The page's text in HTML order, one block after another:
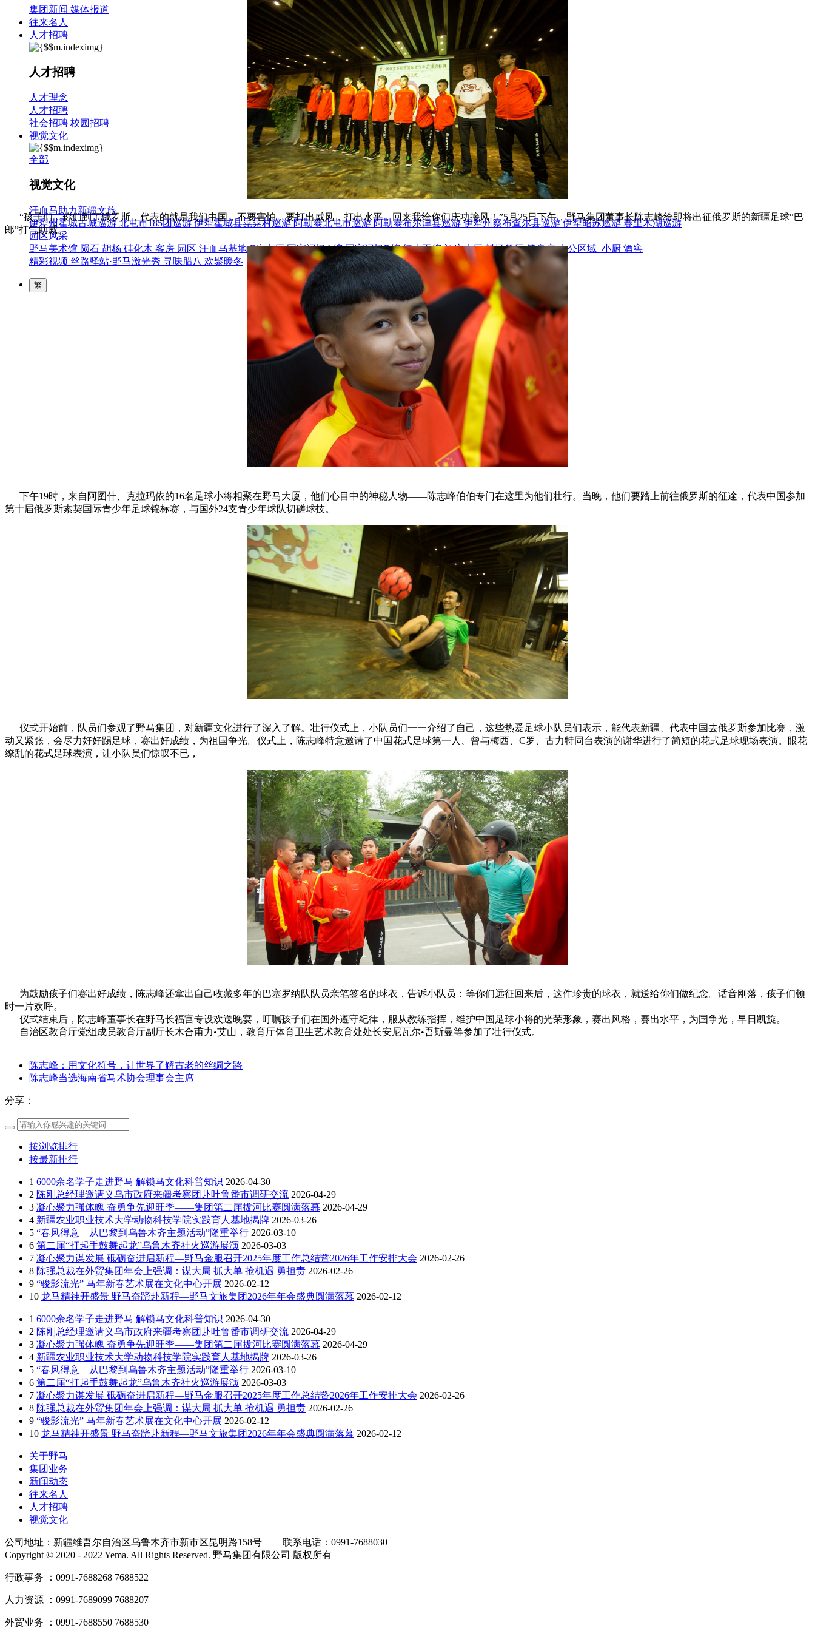
集团新闻 媒体报道
往来名人
人才招聘
人才招聘
人才理念
人才招聘
社会招聘 校园招聘
视觉文化
全部
视觉文化
汗血马助力新疆文旅
伊犁州霍城古城巡游 北屯市185团巡游 伊犁霍城县晃晃村巡游 阿勒泰北屯市巡游 阿勒泰布尔津县巡游 伊犁州察布查尔县巡游 伊犁昭苏巡游 赛里木湖巡游
园区风采
野马美术馆 陨石 胡杨 硅化木 客房 园区 汗血马基地 F座大厅 国家记忆A馆 国家记忆B馆 红山玉馆 酒店大厅 料场餐厅 健身房 办公区域 小厨 酒窖
精彩视频 丝路驿站·野马激光秀 寻味腊八 欢聚暖冬
繁
“孩子们，你们到了俄罗斯，代表的就是我们中国，不要害怕，要打出威风，打出水平，回来我给你们庆功接风！”5月25日下午，野马集团董事长陈志峰给即将出征俄罗斯的新疆足球“巴
郎”打气助威。
下午19时，来自阿图什、克拉玛依的16名足球小将相聚在野马大厦，他们心目中的神秘人物——陈志峰伯伯专门在这里为他们壮行。当晚，他们要踏上前往俄罗斯的征途，代表中国参加
第十届俄罗斯索契国际青少年足球锦标赛，与国外24支青少年球队切磋球技。
仪式开始前，队员们参观了野马集团，对新疆文化进行了深入了解。壮行仪式上，小队员们一一介绍了自己，这些热爱足球小队员们表示，能代表新疆、代表中国去俄罗斯参加比赛，激
动又紧张，会尽力好好踢足球，赛出好成绩，为祖国争光。仪式上，陈志峰特意邀请了中国花式足球第一人、曾与梅西、C罗、古力特同台表演的谢华进行了简短的花式足球现场表演。眼花
缭乱的花式足球表演，让小队员们惊叹不已，
为鼓励孩子们赛出好成绩，陈志峰还拿出自己收藏多年的巴塞罗纳队队员亲笔签名的球衣，告诉小队员：等你们远征回来后，这件珍贵的球衣，就送给你们做纪念。话音刚落，孩子们顿
时一片欢呼。
仪式结束后，陈志峰董事长在野马长福宫专设欢送晚宴，叮嘱孩子们在国外遵守纪律，服从教练指挥，维护中国足球小将的光荣形象，赛出风格，赛出水平，为国争光，早日凯旋。
自治区教育厅党组成员教育厅副厅长木合甫力•艾山，教育厅体育卫生艺术教育处处长安尼瓦尔•吾斯曼等参加了壮行仪式。
陈志峰：用文化符号，让世界了解古老的丝绸之路
陈志峰当选海南省马术协会理事会主席
分享：
按浏览排行
按最新排行
1 6000余名学子走进野马 解锁马文化科普知识 2026-04-30
2 陈刚总经理邀请义乌市政府来疆考察团赴吐鲁番市调研交流 2026-04-29
3 凝心聚力强体魄 奋勇争先迎旺季——集团第二届拔河比赛圆满落幕 2026-04-29
4 新疆农业职业技术大学动物科技学院实践育人基地揭牌 2026-03-26
5 “春风得意—从巴黎到乌鲁木齐主题活动”隆重举行 2026-03-10
6 第二届“打起手鼓舞起龙”乌鲁木齐社火巡游展演 2026-03-03
7 凝心聚力谋发展 砥砺奋进启新程—野马金服召开2025年度工作总结暨2026年工作安排大会 2026-02-26
8 陈强总裁在外贸集团年会上强调：谋大局 抓大单 抢机遇 勇担责 2026-02-26
9 “骏影流光” 马年新春艺术展在文化中心开展 2026-02-12
10 龙马精神开盛景 野马奋蹄赴新程—野马文旅集团2026年年会盛典圆满落幕 2026-02-12
1 6000余名学子走进野马 解锁马文化科普知识 2026-04-30
2 陈刚总经理邀请义乌市政府来疆考察团赴吐鲁番市调研交流 2026-04-29
3 凝心聚力强体魄 奋勇争先迎旺季——集团第二届拔河比赛圆满落幕 2026-04-29
4 新疆农业职业技术大学动物科技学院实践育人基地揭牌 2026-03-26
5 “春风得意—从巴黎到乌鲁木齐主题活动”隆重举行 2026-03-10
6 第二届“打起手鼓舞起龙”乌鲁木齐社火巡游展演 2026-03-03
7 凝心聚力谋发展 砥砺奋进启新程—野马金服召开2025年度工作总结暨2026年工作安排大会 2026-02-26
8 陈强总裁在外贸集团年会上强调：谋大局 抓大单 抢机遇 勇担责 2026-02-26
9 “骏影流光” 马年新春艺术展在文化中心开展 2026-02-12
10 龙马精神开盛景 野马奋蹄赴新程—野马文旅集团2026年年会盛典圆满落幕 2026-02-12
关于野马
集团业务
新闻动态
往来名人
人才招聘
视觉文化
公司地址：新疆维吾尔自治区乌鲁木齐市新市区昆明路158号
联系电话：0991-7688030
Copyright © 2020 - 2022 Yema. All Rights Reserved. 野马集团有限公司 版权所有
行政事务 ：0991-7688268 7688522
人力资源 ：0991-7689099 7688207
外贸业务 ：0991-7688550 7688530